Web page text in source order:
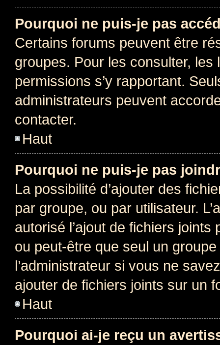
Pourquoi ne puis-je pas
Certains forums peuvent être
groupes. Pour les consulter,
permissions s’y rapportant.
administrateurs peuvent
contacter.
Haut
Pourquoi ne puis-je pas
La possibilité d’ajouter des
par groupe, ou par utilisateur.
autorisé l’ajout de fichiers
ou peut-être que seul un
l’administrateur si vous ne
ajouter de fichiers joints sur un
Haut
Pourquoi ai-je reçu un